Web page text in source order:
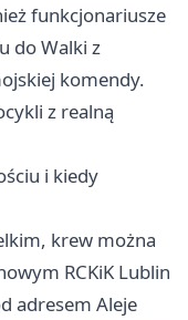
funkcjonariusze
do Walki z
komendy.
z realną
i kiedy
krew można
RCKiK Lublin
adresem Aleje